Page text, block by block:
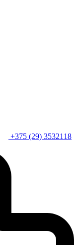
+375 (29) 3532118